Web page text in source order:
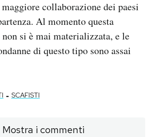
collaborazione dei paesi
Al momento questa
si è mai materializzata, e le
di questo tipo sono assai
- SCAFISTI
Mostra i commenti